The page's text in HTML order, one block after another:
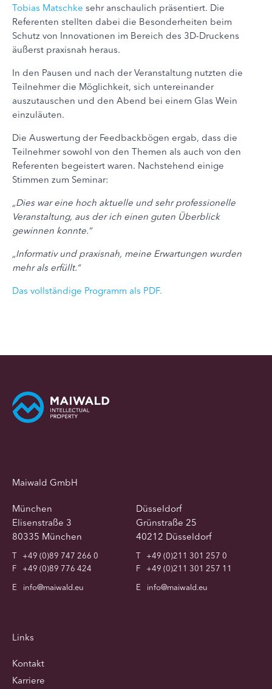
Tobias Matschke sehr anschaulich präsentiert. Die
Referenten stellten dabei die Besonderheiten beim
Schutz von Innovationen im Bereich des 3D-Druckens
äußerst praxisnah heraus.
In den Pausen und nach der Veranstaltung nutzten die
Teilnehmer die Möglichkeit, sich untereinander
auszutauschen und den Abend bei einem Glas Wein
einzuläuten.
Die Auswertung der Feedbackbögen ergab, dass die
Teilnehmer sowohl von den Themen als auch von den
Referenten begeistert waren. Nachstehend einige
Stimmen zum Seminar:
„Dies war eine hoch aktuelle und sehr professionelle
Veranstaltung, aus der ich einen guten Überblick
gewinnen konnte.“
„Informativ und praxisnah, meine Erwartungen wurden
mehr als erfüllt.“
Das vollständige Programm als PDF.
Maiwald GmbH
München
Elisenstraße 3
80335 München
T
+49 (0)89 747 266 0
F
+49 (0)89 776 424
E
info@maiwald.eu
Düsseldorf
Grünstraße 25
40212 Düsseldorf
T
+49 (0)211 301 257 0
F
+49 (0)211 301 257 11
E
info@maiwald.eu
Links
Kontakt
Karriere